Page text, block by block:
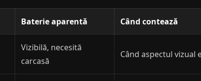
Baterie aparentă Când contează
Vizibilă, necesită
carcasă
Când aspectul vizual